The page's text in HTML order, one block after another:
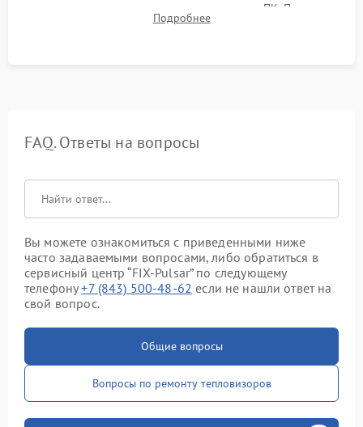
термограмм в память и передачи данных на ПК. Проверка
автономности работы и итоговый контроль качества.
Подробнее
FAQ. Ответы на вопросы
Вы можете ознакомиться с приведенными ниже
часто задаваемыми вопросами, либо обратиться в
сервисный центр “FIX-Pulsar” по следующему
телефону+7 (843) 500-48-62 если не нашли ответ на
свой вопрос.
Общие вопросы
Вопросы по ремонту тепловизоров